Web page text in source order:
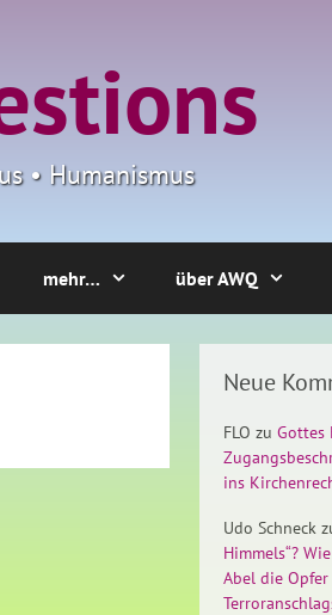
• Humanismus
mehr… über AWQ
Neue
FLO zu Gottes
ins
Udo Schneck
Himmels“?
Abel die Opfer